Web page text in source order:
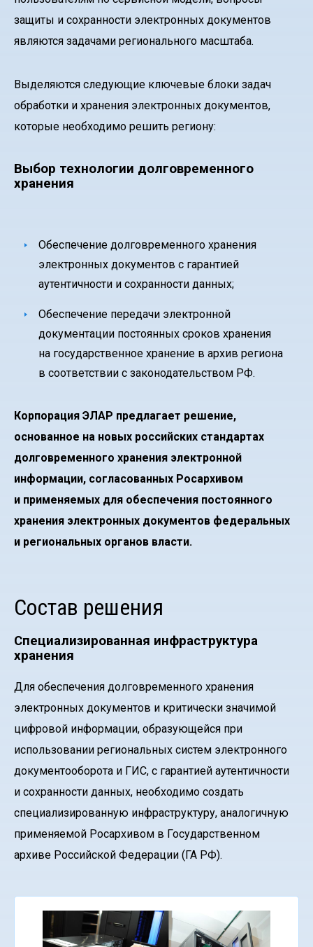
защиты и сохранности электронных документов
являются задачами регионального масштаба.
Выделяются следующие ключевые блоки задач
обработки и хранения электронных документов,
которые необходимо решить региону:
Выбор технологии долговременного
хранения
Обеспечение долговременного хранения
электронных документов с гарантией
аутентичности и сохранности данных;
Обеспечение передачи электронной
документации постоянных сроков хранения
на государственное хранение в архив региона
в соответствии с законодательством РФ.
Корпорация ЭЛАР предлагает решение,
основанное на новых российских стандартах
долговременного хранения электронной
информации, согласованных Росархивом
и применяемых для обеспечения постоянного
хранения электронных документов федеральных
и региональных органов власти.
Состав решения
Специализированная инфраструктура
хранения
Для обеспечения долговременного хранения
электронных документов и критически значимой
цифровой информации, образующейся при
использовании региональных систем электронного
документооборота и ГИС, с гарантией аутентичности
и сохранности данных, необходимо создать
специализированную инфраструктуру, аналогичную
применяемой Росархивом в Государственном
архиве Российской Федерации (ГА РФ).